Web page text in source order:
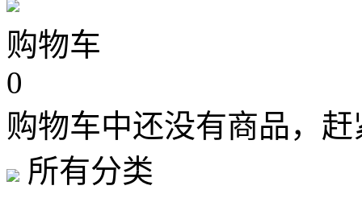
购物车
0
购物车中还没有商品，
所有分类